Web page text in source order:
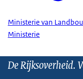
Ministerie van
Ministerie
De Rijksoverheid.